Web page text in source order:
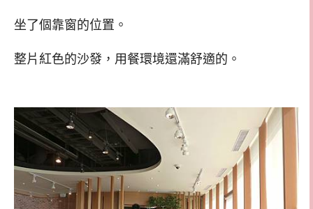
坐了個靠窗的位置。
整片紅色的沙發，用餐環境還滿舒適的。